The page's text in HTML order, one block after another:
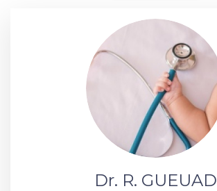
Dr. R. GUEUAD